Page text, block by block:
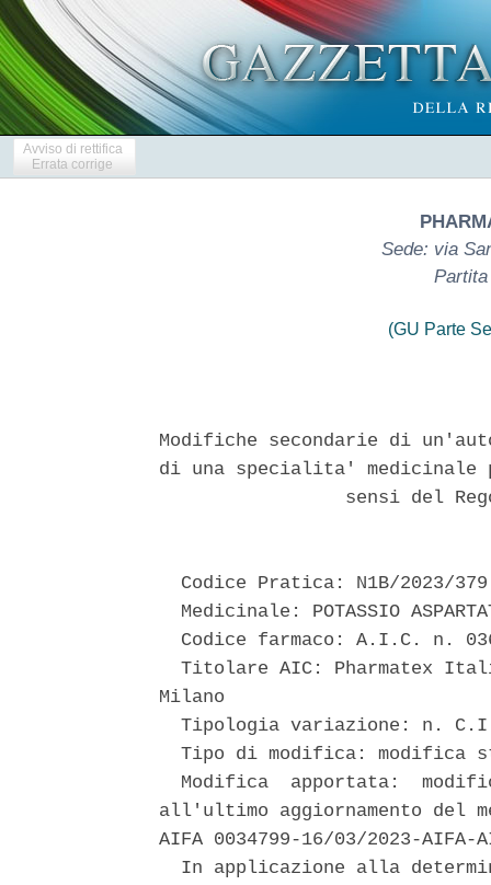
Avviso di rettifica
Errata corrige
Sede: via
Partita
(GU Parte
Modifiche secondarie di
di una specialita' medicinale
sensi del
Codice Pratica: N1B/2023/
Medicinale: POTASSIO
Codice farmaco: A.I.C. n.
Titolare AIC: Pharmatex
Milano
Tipologia variazione: n.
Tipo di modifica: modifica
Modifica  apportata:
all'ultimo aggiornamento del
AIFA 0034799-16/03/2023-AIFA-
In applicazione alla